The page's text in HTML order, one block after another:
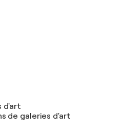
d'art
de galeries d'art